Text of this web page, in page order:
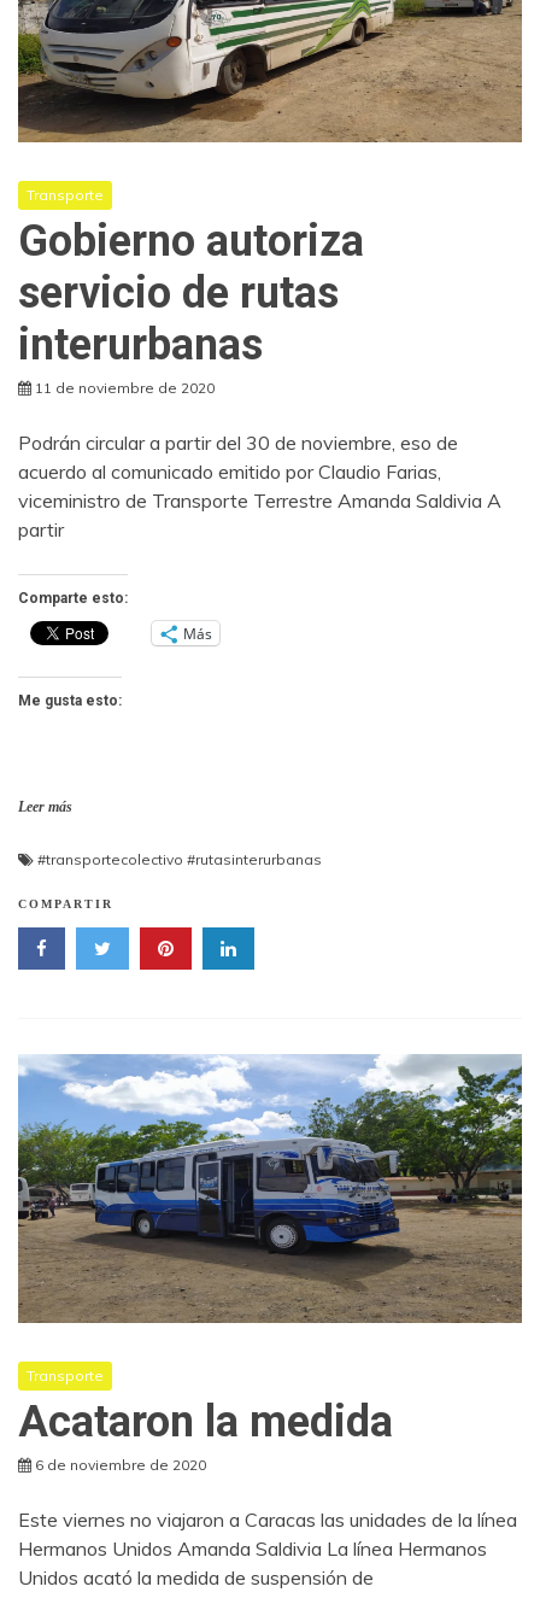
Transporte
Gobierno autoriza
servicio de rutas
interurbanas
11 de noviembre de 2020
Podrán circular a partir del 30 de noviembre, eso de
acuerdo al comunicado emitido por Claudio Farias,
viceministro de Transporte Terrestre Amanda Saldivia A
partir
Comparte esto:
Más
Me gusta esto:
Leer más
#transportecolectivo #rutasinterurbanas
COMPARTIR
Transporte
Acataron la medida
6 de noviembre de 2020
Este viernes no viajaron a Caracas las unidades de la línea
Hermanos Unidos Amanda Saldivia La línea Hermanos
Unidos acató la medida de suspensión de